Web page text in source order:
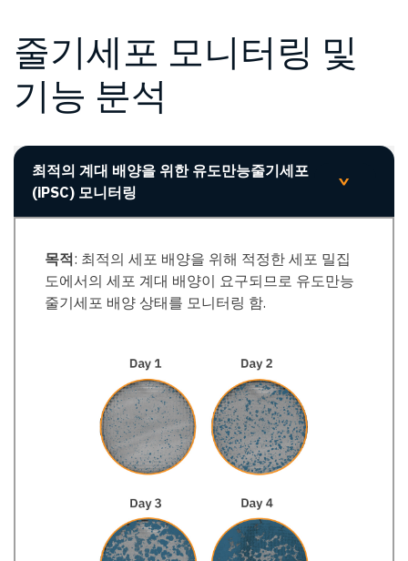
줄기세포 모니터링 및
기능 분석
최적의 계대 배양을 위한 유도만능줄기세포
(iPSC) 모니터링
>
목적: 최적의 세포 배양을 위해 적정한 세포 밀집
도에서의 세포 계대 배양이 요구되므로 유도만능
줄기세포 배양 상태를 모니터링 함.